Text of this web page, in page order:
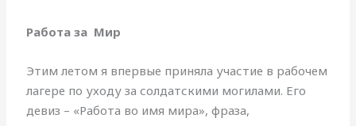
Работа за Мир
Этим летом я впервые приняла участие в рабочем
лагере по уходу за солдатскими могилами. Его
девиз – «Работа во имя мира», фраза,